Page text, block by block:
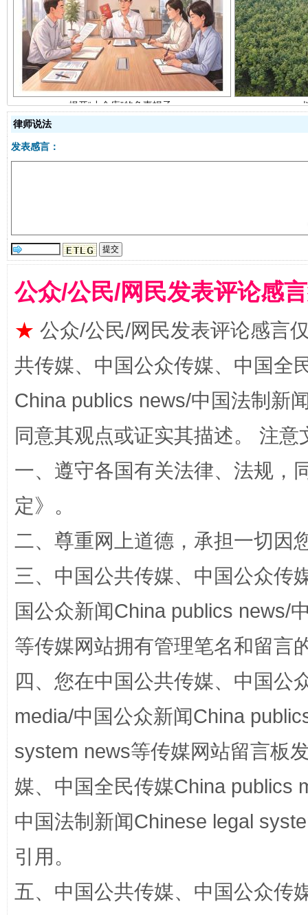
揭开“小金库”的免责幌子
阿坝州三大球赛在茂县开幕 规模
国家大学科技园优化重塑工作
律师说法
发表感言：
公众/公民/网民发表评论感
★ 公众/公民/网民发表评论感言
共传媒、中国公众传媒、中国全
China publics news/中国法制新
同意其观点或证实其描述。 注
一、遵守各国有关法律、法规，
定》。
二、尊重网上道德，承担一切因
三、中国公共传媒、中国公众传
国公众新闻China publics news/
等传媒网站拥有管理笔名和留言
四、您在中国公共传媒、中国公
media/中国公众新闻China
system news等传媒网站留言板
媒、中国全民传媒China publics
中国法制新闻Chinese legal
引用。
五、中国公共传媒、中国公众传